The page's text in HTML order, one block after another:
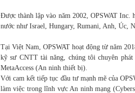
Được thành lập vào năm 2002, OPSWAT Inc.
nước như Israel, Hungary, Rumani, Anh, Úc,
Tại Việt Nam, OPSWAT hoạt động từ năm
kỹ sư CNTT tài năng, chúng tôi chuyên
MetaAccess (An ninh thiết bị).
Với cam kết tiếp tục đầu tư mạnh mẽ của
làm việc trong lĩnh vực An ninh mạng